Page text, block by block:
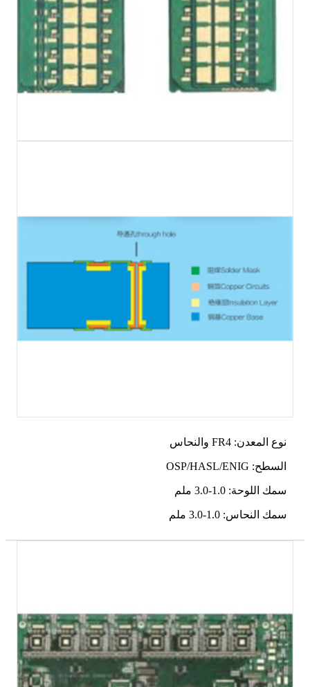
نوع المعدن: FR4 والنحاس
السطح: OSP/HASL/ENIG
سمك اللوحة: 1.0-3.0 ملم
سمك النحاس: 1.0-3.0 ملم